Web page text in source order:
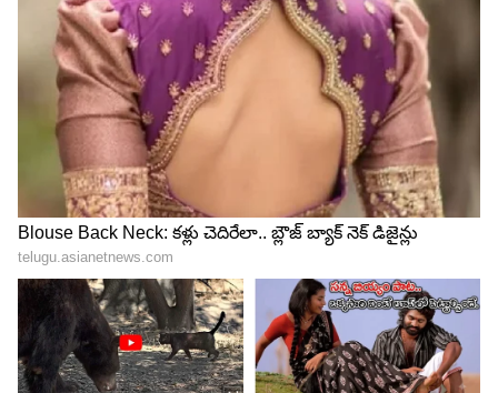
మాధవనేని రఘునందన్ రావు బయోడేటా
పూర్తి పేరు: మాధవనేని రఘునందన్ రావు
పుట్టిన తేది: 23 మార్చి 1968
పుట్టిన స్థలం: సిద్దిపేట, తెలంగాణ
పార్టీ పేరు: భారతీయ జనతా పార్టీ
చదువు: B.Sc., B.Ed., LLB, PG డిప్లొమా
వృత్తి: న్యాయవాది, రాజకీయవేత్త
తండ్రి పేరు: ఎం. భగవంతరావు
తల్లి పేరు : మాధవనేని భారతి
జీవిత భాగస్వామి పేరు: మంజుల దేవి